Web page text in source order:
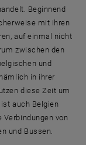
Beginnend
mit ihren
auf einmal nicht
zwischen den
und
in ihrer
diese Zeit um
auch Belgien
Verbindungen von
und Bussen.